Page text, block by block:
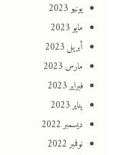
يونيو 2023
مايو 2023
أبريل 2023
مارس 2023
فبراير 2023
يناير 2023
ديسمبر 2022
نوفمبر 2022